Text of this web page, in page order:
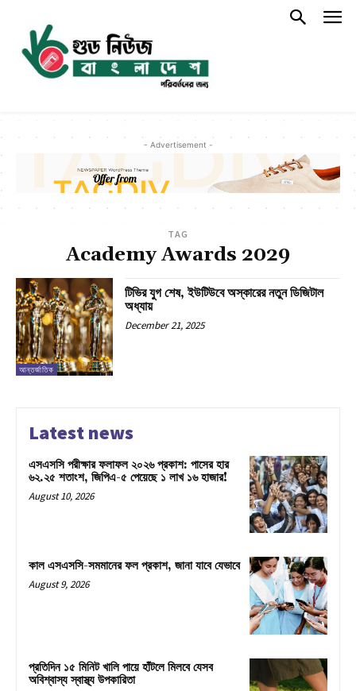
- Advertisement -
TAG
Academy Awards 2029
আন্তর্জাতিক
টিভির যুগ শেষ, ইউটিউবে অস্কারের নতুন ডিজিটাল
অধ্যায়
December 21, 2025
Latest news
এসএসসি পরীক্ষার ফলাফল ২০২৬ প্রকাশ: পাসের হার
৬২.২৫ শতাংশ, জিপিএ-৫ পেয়েছে ১ লাখ ১৬ হাজার!
August 10, 2026
কাল এসএসসি-সমমানের ফল প্রকাশ, জানা যাবে যেভাবে
August 9, 2026
প্রতিদিন ১৫ মিনিট খালি পায়ে হাঁটলে মিলবে যেসব
অবিশ্বাস্য স্বাস্থ্য উপকারিতা